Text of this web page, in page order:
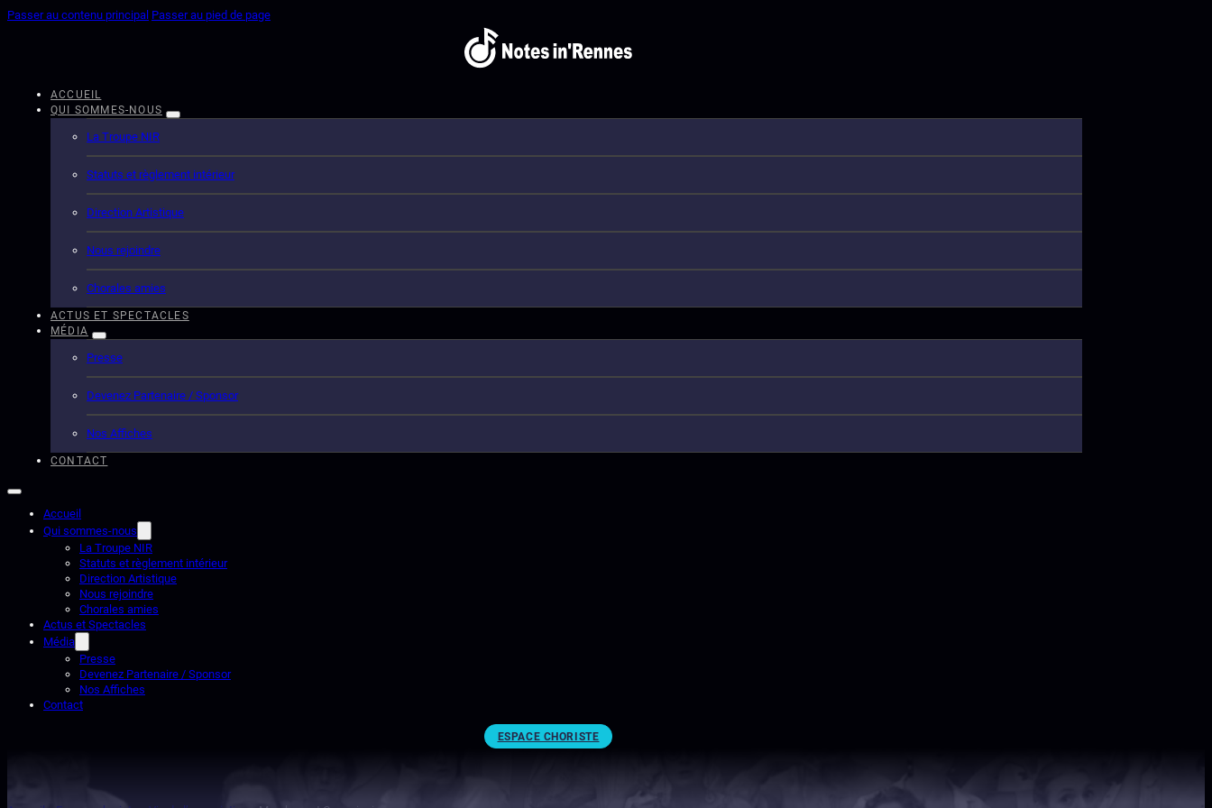
Passer au contenu principal Passer au pied de page
ACCUEIL
QUI SOMMES-NOUS
La Troupe NIR
Statuts et règlement intérieur
Direction Artistique
Nous rejoindre
Chorales amies
ACTUS ET SPECTACLES
MÉDIA
Presse
Devenez Partenaire / Sponsor
Nos Affiches
CONTACT
Accueil
Qui sommes-nous
La Troupe NIR
Statuts et règlement intérieur
Direction Artistique
Nous rejoindre
Chorales amies
Actus et Spectacles
Média
Presse
Devenez Partenaire / Sponsor
Nos Affiches
Contact
ESPACE CHORISTE